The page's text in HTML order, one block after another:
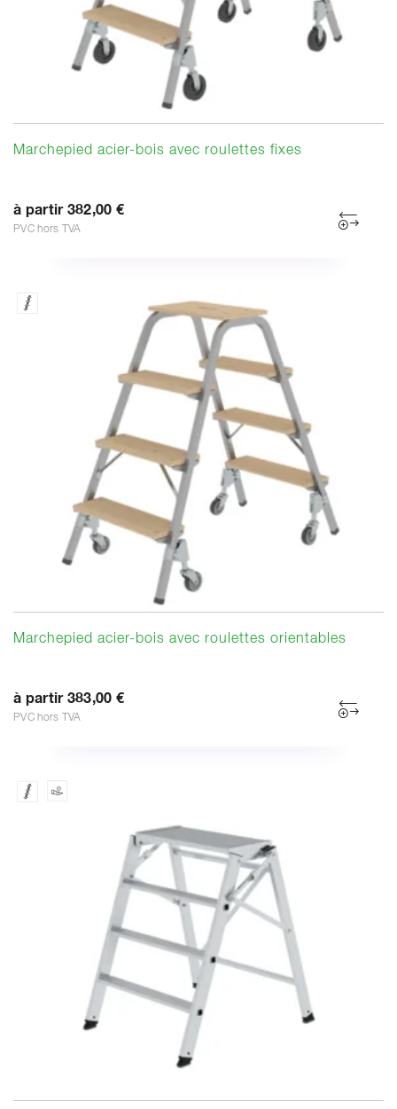
Marchepied acier-bois avec roulettes fixes
à partir 382,00 €
PVC hors TVA
Marchepied acier-bois avec roulettes orientables
à partir 383,00 €
PVC hors TVA